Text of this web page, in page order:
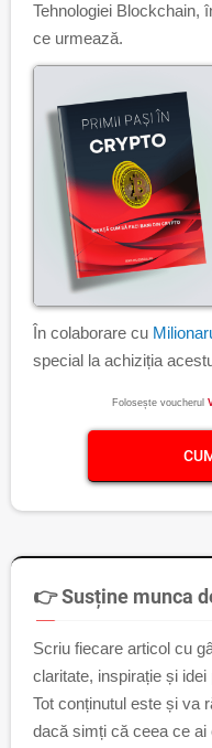
Tehnologiei Blockchain,
ce urmează.
În colaborare cu
special la achiziția
Folosește voucherul
👉 Susține munca
Scriu fiecare articol cu
claritate, inspirație și
Tot conținutul este și va
dacă simți că ceea ce